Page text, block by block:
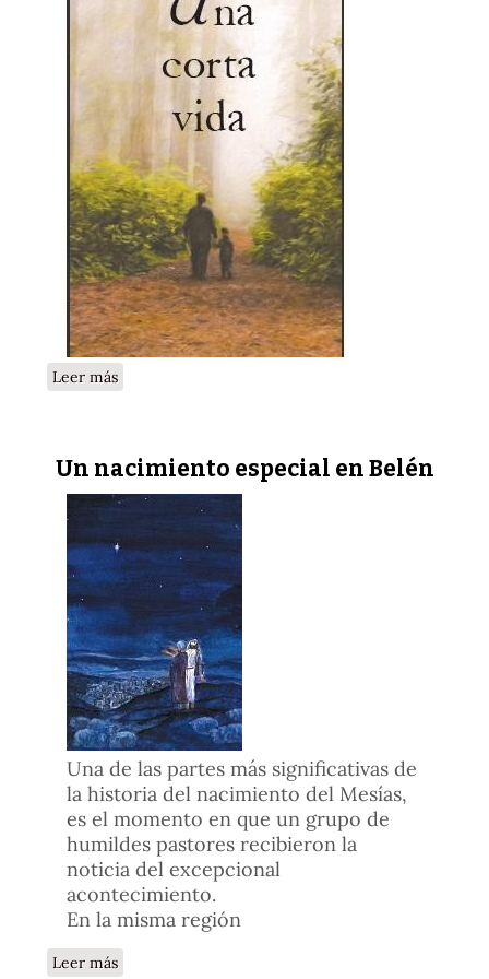
Leer mássobre Una vida corta
Un nacimiento especial en Belén
Una de las partes más significativas de
la historia del nacimiento del Mesías,
es el momento en que un grupo de
humildes pastores recibieron la
noticia del excepcional
acontecimiento.
En la misma región
Leer mássobre Un nacimiento especial en Belén